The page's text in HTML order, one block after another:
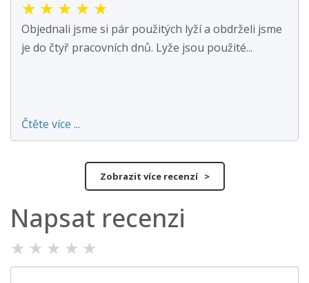
★ ★ ★ ★ ★
Objednali jsme si pár použitých lyží a obdrželi jsme
je do čtyř pracovních dnů. Lyže jsou použité...
Čtěte více ...
Zobrazit více recenzí >
Napsat recenzi
★ ★ ★ ★ ★